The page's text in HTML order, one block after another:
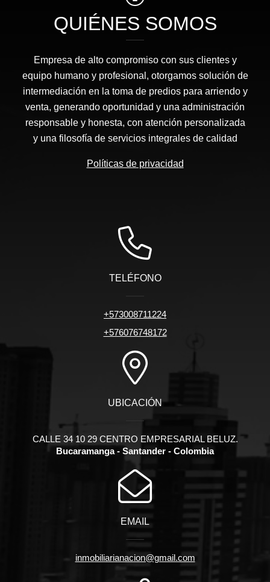
QUIÉNES SOMOS
Empresa de alto compromiso con sus clientes y
equipo humano y profesional, otorgamos solución de
intermediación en la toma de predios para arriendo y
venta, generando oportunidad y una administración
responsable y honesta, con atención personalizada
y una filosofía de servicios integrales de calidad
Políticas de privacidad
TELÉFONO
+573008711224
+576076748172
UBICACIÓN
CALLE 34 10 29 CENTRO EMPRESARIAL BELUZ.
Bucaramanga - Santander - Colombia
EMAIL
inmobiliarianacion@gmail.com